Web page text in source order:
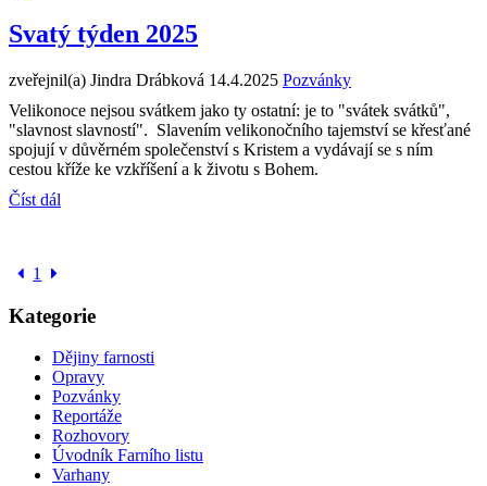
Svatý týden 2025
zveřejnil(a) Jindra Drábková 14.4.2025 Pozvánky
Velikonoce nejsou svátkem jako ty ostatní: je to "svátek svátků",
"slavnost slavností". Slavením velikonočního tajemství se křesťané
spojují v důvěrném společenství s Kristem a vydávají se s ním
cestou kříže ke vzkříšení a k životu s Bohem.
Číst dál
1
Kategorie
Dějiny farnosti
Opravy
Pozvánky
Reportáže
Rozhovory
Úvodník Farního listu
Varhany